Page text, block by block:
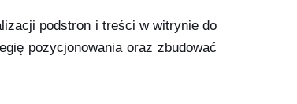
podstron i treści w witrynie do
pozycjonowania oraz zbudować